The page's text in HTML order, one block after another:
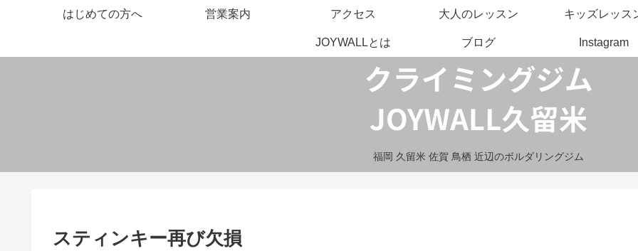
福岡 久留米 佐賀 鳥栖 近辺のボルダリングジム
はじめての方へ 営業案内 アクセス 大人のレッスン キッズレッス
JOYWALLとは ブログ Instagram
スティンキー再び欠損